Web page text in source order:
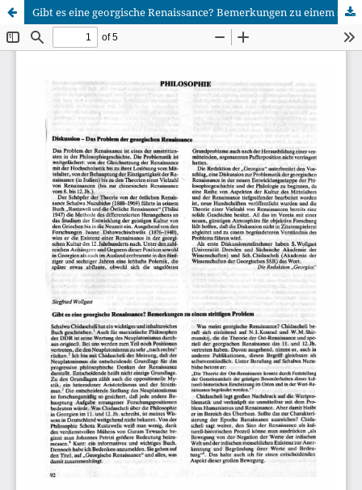
Gibt es eine georgische Renaissance? Bemerkungen zu einem strittigen Problem